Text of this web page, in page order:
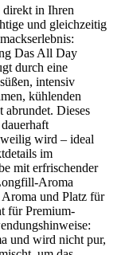
direkt in Ihren
und gleichzeitig
Das All Day
durch eine
intensiv
kühlenden
abrundet. Dieses
wird – ideal
im
mit erfrischender
Aroma
und Platz für
für Premium-
und wird nicht pur,